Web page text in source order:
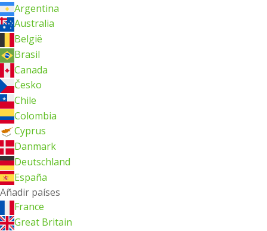
Argentina
Australia
België
Brasil
Canada
Česko
Chile
Colombia
Cyprus
Danmark
Deutschland
España
Añadir países
France
Great Britain